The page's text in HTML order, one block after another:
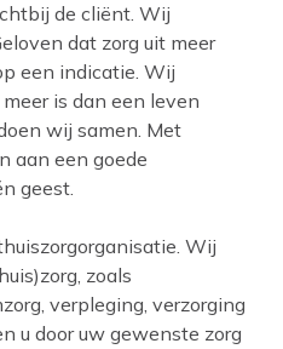
de cliënt. Wij
dat zorg uit meer
een indicatie. Wij
is dan een leven
wij samen. Met
aan een goede
geest.
Wij
zoals
verpleging, verzorging
u door uw gewenste zorg